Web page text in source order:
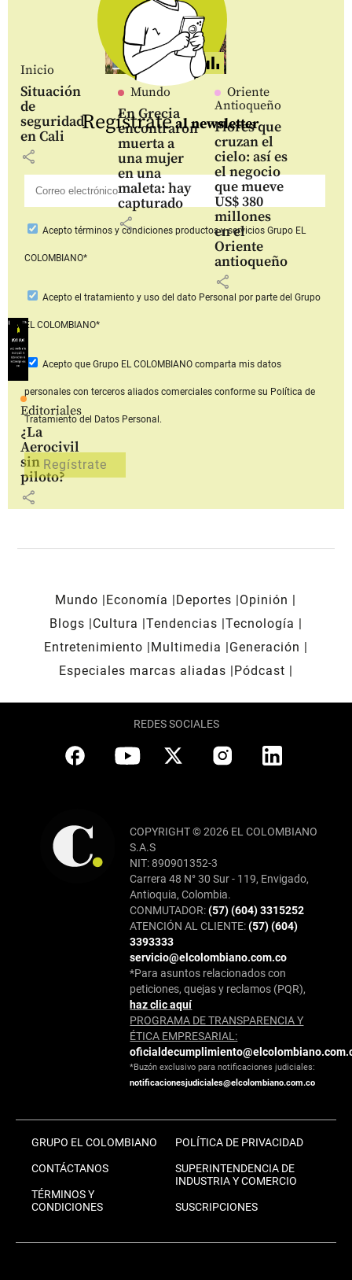
Inicio
Situación
de
seguridad
en Cali
share
Mundo
En Grecia
encontraron
muerta a
una mujer
en una
maleta: hay
capturado
share
Oriente
Antioqueño
Flores que
cruzan el
cielo: así es
el negocio
que mueve
US$ 380
millones
en el
Oriente
antioqueño
share
Editoriales
¿La
Aerocivil
sin
piloto?
share
Regístrateal newsletter
Aceptotérminos y condiciones productos y serviciosGrupo EL
COLOMBIANO*
Acepto el tratamiento y uso del dato Personal por parte del Grupo
EL COLOMBIANO*
Acepto que Grupo EL COLOMBIANOcomparta mis datos
personales con terceros aliados comerciales conforme su Política de
Tratamiento del Datos Personal.
Mundo Economía Deportes
Opinión
Blogs
Cultura Tendencias Tecnología
Entretenimiento
Multimedia
Generación
Especiales marcas aliadas
Pódcast
REDES SOCIALES
COPYRIGHT © 2026 EL COLOMBIANO
S.A.S
NIT: 890901352-3
Carrera 48 N° 30 Sur - 119, Envigado,
Antioquia, Colombia.
CONMUTADOR:(57) (604) 3315252
ATENCIÓN AL CLIENTE:(57) (604)
3393333
servicio@elcolombiano.com.co
*Para asuntos relacionados con
peticiones, quejas y reclamos (PQR),
haz clic aquí
PROGRAMA DE TRANSPARENCIA Y
ÉTICA EMPRESARIAL:
*Buzón exclusivo para notificaciones judiciales:
notificacionesjudiciales@elcolombiano.com.co
GRUPO EL COLOMBIANO
CONTÁCTANOS
TÉRMINOS Y
CONDICIONES
POLÍTICA DE PRIVACIDAD
SUPERINTENDENCIA DE
INDUSTRIA Y COMERCIO
SUSCRIPCIONES